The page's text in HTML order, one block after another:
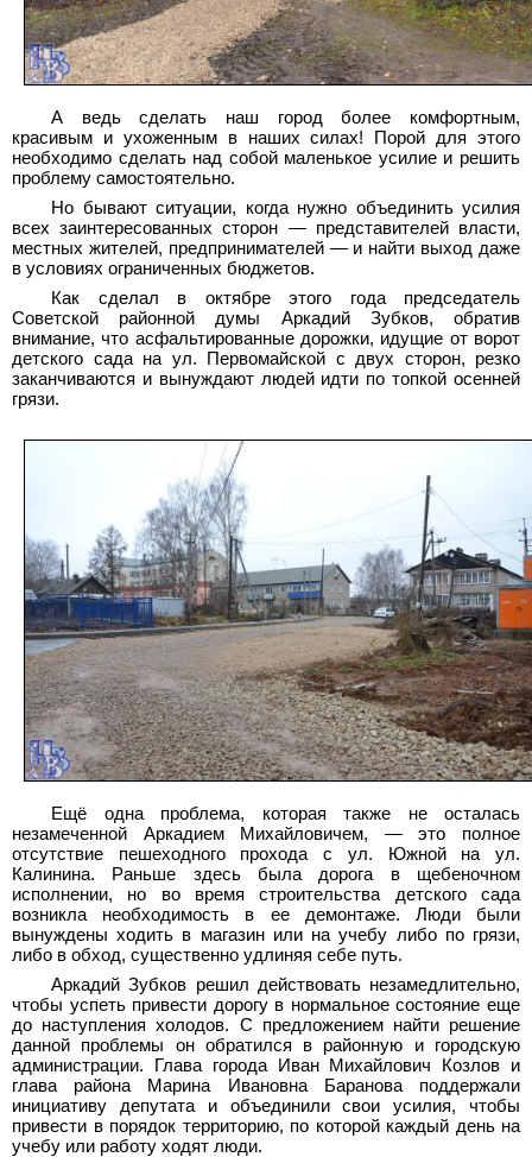
А ведь сделать наш город более комфортным,
красивым и ухоженным в наших силах! Порой для этого
необходимо сделать над собой маленькое усилие и решить
проблему самостоятельно.
Но бывают ситуации, когда нужно объединить усилия
всех заинтересованных сторон — представителей власти,
местных жителей, предпринимателей — и найти выход даже
в условиях ограниченных бюджетов.
Как сделал в октябре этого года председатель
Советской районной думы Аркадий Зубков, обратив
внимание, что асфальтированные дорожки, идущие от ворот
детского сада на ул. Первомайской с двух сторон, резко
заканчиваются и вынуждают людей идти по топкой осенней
грязи.
Ещё одна проблема, которая также не осталась
незамеченной Аркадием Михайловичем, — это полное
отсутствие пешеходного прохода с ул. Южной на ул.
Калинина. Раньше здесь была дорога в щебеночном
исполнении, но во время строительства детского сада
возникла необходимость в ее демонтаже. Люди были
вынуждены ходить в магазин или на учебу либо по грязи,
либо в обход, существенно удлиняя себе путь.
Аркадий Зубков решил действовать незамедлительно,
чтобы успеть привести дорогу в нормальное состояние еще
до наступления холодов. С предложением найти решение
данной проблемы он обратился в районную и городскую
администрации. Глава города Иван Михайлович Козлов и
глава района Марина Ивановна Баранова поддержали
инициативу депутата и объединили свои усилия, чтобы
привести в порядок территорию, по которой каждый день на
учебу или работу ходят люди.